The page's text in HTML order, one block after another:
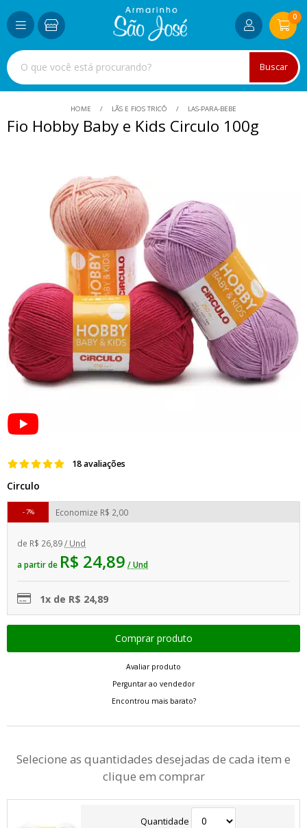
Buscar
0
HOME LÃS E FIOS TRICÔ LAS-PARA-BEBE
Fio Hobby Baby e Kids Circulo 100g
18 avaliações
Circulo
de R$ 26,89/ Und
a partir de R$ 24,89 / Und
Economize R$ 2,00
7%
1x de R$ 24,89
Avaliar produto
Perguntar ao vendedor
Encontrou mais barato?
Selecione as quantidades desejadas de cada item e
clique em comprar
Quantidade